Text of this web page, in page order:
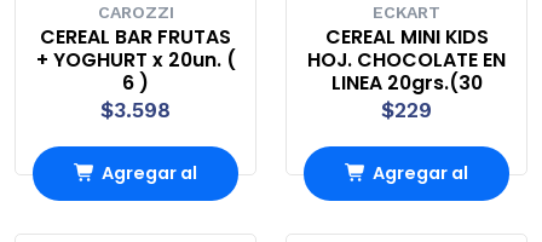
CAROZZI
CEREAL BAR FRUTAS
+ YOGHURT x 20un. (
6 )
$3.598
Agregar al
ECKART
CEREAL MINI KIDS
HOJ. CHOCOLATE EN
LINEA 20grs.(30
$229
Agregar al